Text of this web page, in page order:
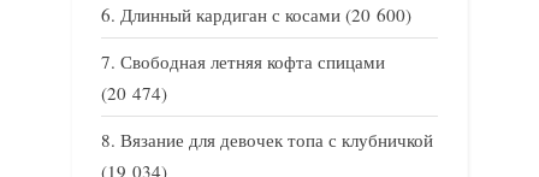
Длинный кардиган с косами (20 600)
Свободная летняя кофта спицами
(20 474)
Вязание для девочек топа с клубничкой
(19 034)